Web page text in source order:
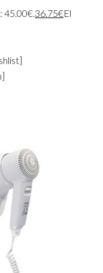
45.00€.36.75€El